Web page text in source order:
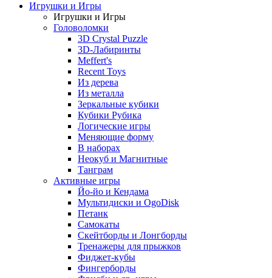
Игрушки и Игры
Игрушки и Игры
Головоломки
3D Crystal Puzzle
3D-Лабиринты
Meffert's
Recent Toys
Из дерева
Из металла
Зеркальные кубики
Кубики Рубика
Логические игры
Меняющие форму
В наборах
Неокуб и Магнитные
Танграм
Активные игры
Йо-йо и Кендама
Мультидиски и OgoDisk
Петанк
Самокаты
Скейтборды и Лонгборды
Тренажеры для прыжков
Фиджет-кубы
Фингерборды